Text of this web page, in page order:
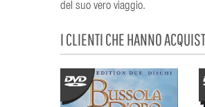
del suo vero viaggio.
I CLIENTI CHE HANNO